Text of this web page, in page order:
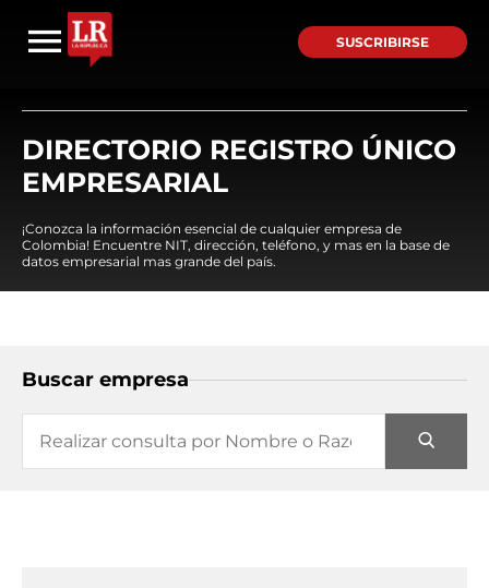
SUSCRIBIRSE
DIRECTORIO REGISTRO ÚNICO
EMPRESARIAL
¡Conozca la información esencial de cualquier empresa de
Colombia! Encuentre NIT, dirección, teléfono, y mas en la base de
datos empresarial mas grande del país.
Buscar empresa